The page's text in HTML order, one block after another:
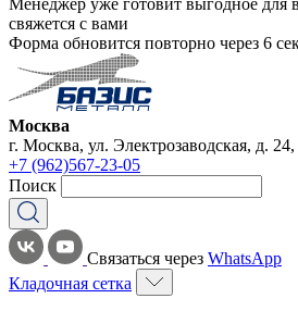
Менеджер уже готовит выгодное для
свяжется с вами
Форма обновится повторно через 6
Москва
г. Москва, ул. Электрозаводская, д.
+7 (962)567-23-05
Поиск
Связаться через WhatsApp
Кладочная сетка